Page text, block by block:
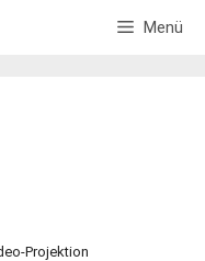
Menü
Projektion